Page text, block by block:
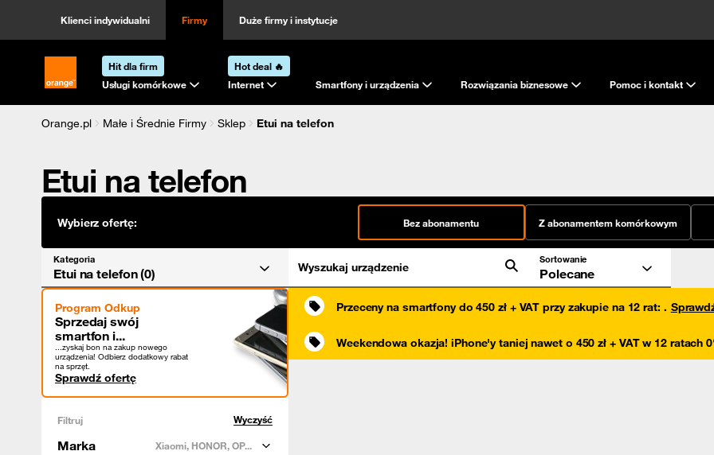
Klienci indywidualni Firmy Duże firmy i instytucje
Strona główna Orange.pl
Hit dla firm
Usługi komórkowe
Hot deal 🔥
Internet
Smartfony i urządzenia Rozwiązania biznesowe Pomoc i kontakt
Orange.pl Małe i Średnie Firmy Sklep
Etui na telefon
Etui na telefon
Wybierz ofertę: Bez abonamentu Z abonamentem komórkowym
Kategoria
Etui na telefon (0) Wyszukaj urządzenie
Sortowanie
Polecane
Program Odkup
Sprzedaj swój
smartfon i...
...zyskaj bon na zakup nowego
urządzenia! Odbierz dodatkowy rabat
na sprzęt.
Sprawdź ofertę
Filtruj Wyczyść
Marka Xiaomi, HONOR, OP...
Przeceny na smartfony do 450 zł + VAT przy zakupie na 12 rat: .
Weekendowa okazja! iPhone'y taniej nawet o 450 zł + VAT w 12 ratach